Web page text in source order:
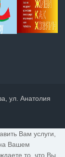
ул. Анатолия
Вам услуги,
Вашем
то, что Вы